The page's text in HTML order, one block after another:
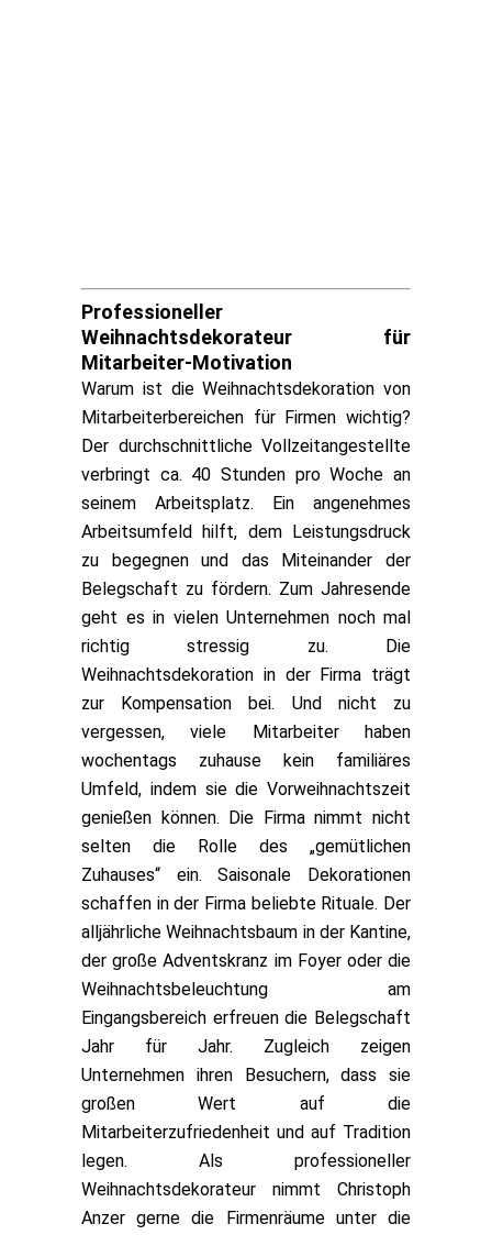
Professioneller
Weihnachtsdekorateur für
Mitarbeiter-Motivation
Warum ist die Weihnachtsdekoration von
Mitarbeiterbereichen für Firmen wichtig?
Der durchschnittliche Vollzeitangestellte
verbringt ca. 40 Stunden pro Woche an
seinem Arbeitsplatz. Ein angenehmes
Arbeitsumfeld hilft, dem Leistungsdruck
zu begegnen und das Miteinander der
Belegschaft zu fördern. Zum Jahresende
geht es in vielen Unternehmen noch mal
richtig stressig zu. Die
Weihnachtsdekoration in der Firma trägt
zur Kompensation bei. Und nicht zu
vergessen, viele Mitarbeiter haben
wochentags zuhause kein familiäres
Umfeld, indem sie die Vorweihnachtszeit
genießen können. Die Firma nimmt nicht
selten die Rolle des „gemütlichen
Zuhauses“ ein. Saisonale Dekorationen
schaffen in der Firma beliebte Rituale. Der
alljährliche Weihnachtsbaum in der Kantine,
der große Adventskranz im Foyer oder die
Weihnachtsbeleuchtung am
Eingangsbereich erfreuen die Belegschaft
Jahr für Jahr. Zugleich zeigen
Unternehmen ihren Besuchern, dass sie
großen Wert auf die
Mitarbeiterzufriedenheit und auf Tradition
legen. Als professioneller
Weihnachtsdekorateur nimmt Christoph
Anzer gerne die Firmenräume unter die